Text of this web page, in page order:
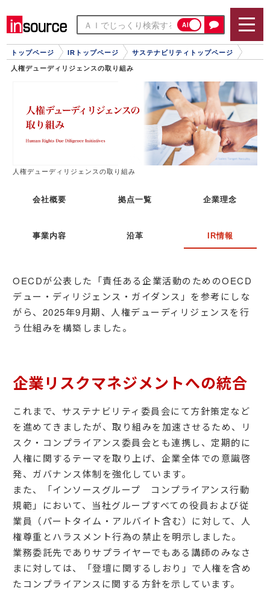
AI
トップページ IRトップページ サステナビリティトップページ
人権デューディリジェンスの取り組み
人権デューディリジェンスの取り組み
会社概要 拠点一覧 企業理念
事業内容 沿革 IR情報
OECDが公表した「責任ある企業活動のためのOECD
デュー・ディリジェンス・ガイダンス」を参考にしな
がら、2025年9月期、人権デューディリジェンスを行
う仕組みを構築しました。
企業リスクマネジメントへの統合
これまで、サステナビリティ委員会にて方針策定など
を進めてきましたが、取り組みを加速させるため、リ
スク・コンプライアンス委員会とも連携し、定期的に
人権に関するテーマを取り上げ、企業全体での意識啓
発、ガバナンス体制を強化しています。
また、「インソースグループ コンプライアンス行動
規範」において、当社グループすべての役員および従
業員（パートタイム・アルバイト含む）に対して、人
権尊重とハラスメント行為の禁止を明示しました。
業務委託先でありサプライヤーでもある講師のみなさ
まに対しては、「登壇に関するしおり」で人権を含め
たコンプライアンスに関する方針を示しています。